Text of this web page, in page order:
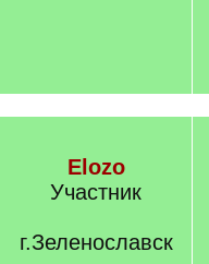
Elozo
Участник
г.Зеленославск